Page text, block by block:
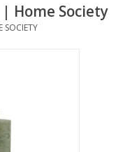
Home Society
SOCIETY